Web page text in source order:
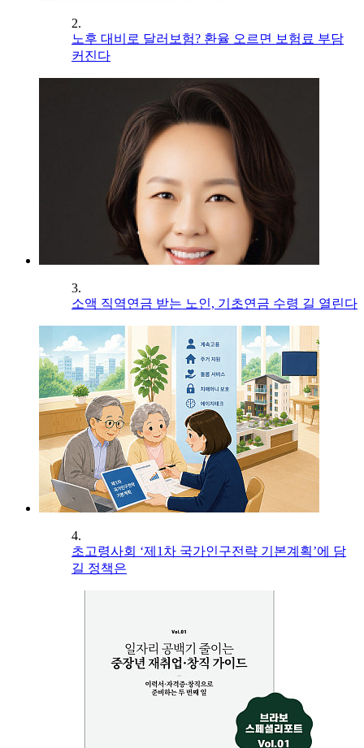
2.
노후 대비로 달러보험? 환율 오르면 보험료 부담
커진다
3.
소액 직역연금 받는 노인, 기초연금 수령 길 열린다
4.
초고령사회 ‘제1차 국가인구전략 기본계획’에 담
길 정책은